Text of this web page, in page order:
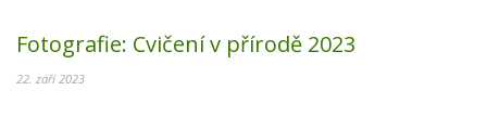
Fotografie: Cvičení v přírodě 2023
22. září 2023